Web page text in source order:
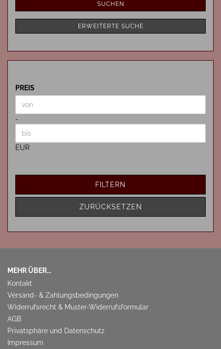
SUCHEN
ERWEITERTE SUCHE
PREIS
PREIS
Preis bis
-
EUR
FILTERN
ZURÜCKSETZEN
MEHR ÜBER...
Kontakt
Versand- & Zahlungsbedingungen
Widerrufsrecht & Muster-Widerrufsformular
AGB
Privatsphäre und Datenschutz
Impressum